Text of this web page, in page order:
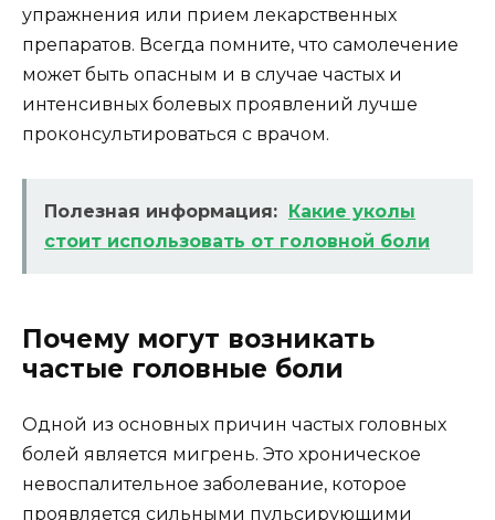
упражнения или прием лекарственных
препаратов. Всегда помните, что самолечение
может быть опасным и в случае частых и
интенсивных болевых проявлений лучше
проконсультироваться с врачом.
Полезная информация: Какие уколы
стоит использовать от головной боли
Почему могут возникать
частые головные боли
Одной из основных причин частых головных
болей является мигрень. Это хроническое
невоспалительное заболевание, которое
проявляется сильными пульсирующими